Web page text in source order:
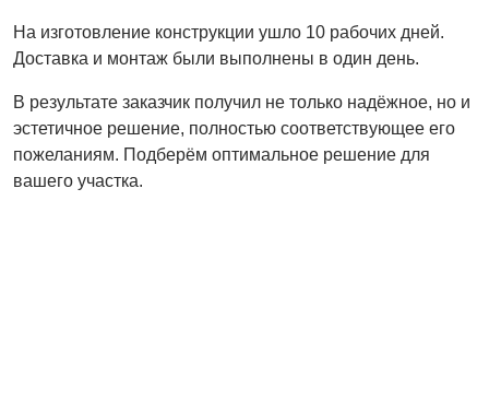
На изготовление конструкции ушло 10 рабочих дней.
Доставка и монтаж были выполнены в один день.
В результате заказчик получил не только надёжное, но и
эстетичное решение, полностью соответствующее его
пожеланиям. Подберём оптимальное решение для
вашего участка.